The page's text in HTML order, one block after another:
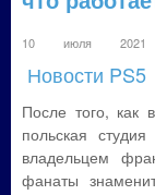
10 июля
Новости PS5
После того, как
польская
владельцем
фанаты